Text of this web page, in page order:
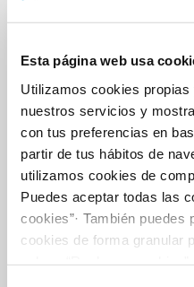
Esta página web usa
Utilizamos cookies
nuestros servicios y
con tus preferencias en
partir de tus hábitos de
utilizamos cookies de
Puedes aceptar todas las
cookies”· También
cookies de forma granular
INCIDENCIAS
OTRAS GESTIONES
Tu Servicio
FACTURAS Y PRECIOS